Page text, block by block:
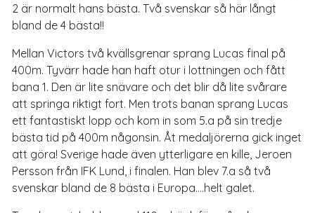
2 är normalt hans bästa. Två svenskar så här långt
bland de 4 bästa!!
Mellan Victors två kvällsgrenar sprang Lucas final på
400m. Tyvärr hade han haft otur i lottningen och fått
bana 1. Den är lite snävare och det blir då lite svårare
att springa riktigt fort. Men trots banan sprang Lucas
ett fantastiskt lopp och kom in som 5.a på sin tredje
bästa tid på 400m någonsin. Åt medaljörerna gick inget
att göra! Sverige hade även ytterligare en kille, Jeroen
Persson från IFK Lund, i finalen. Han blev 7.a så två
svenskar bland de 8 bästa i Europa….helt galet.